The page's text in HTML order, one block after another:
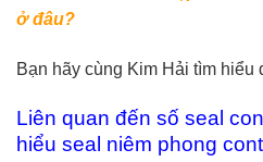
ở đâu?
Bạn hãy cùng Kim Hải tìm hiểu
Liên quan đến số seal
hiểu seal niêm phong